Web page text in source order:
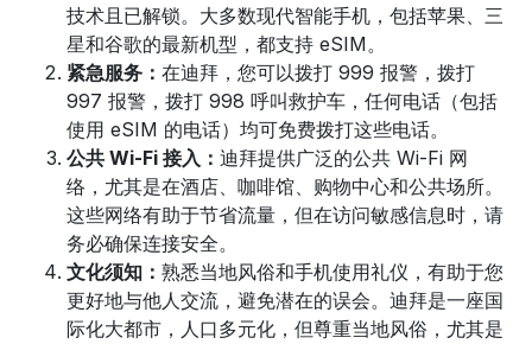
技术且已解锁。大多数现代智能手机，包括苹果、三
星和谷歌的最新机型，都支持 eSIM。
紧急服务： 在迪拜，您可以拨打 999 报警，拨打
997 报警，拨打 998 呼叫救护车，任何电话（包括
使用 eSIM 的电话）均可免费拨打这些电话。
公共 Wi-Fi 接入： 迪拜提供广泛的公共 Wi-Fi 网
络，尤其是在酒店、咖啡馆、购物中心和公共场所。
这些网络有助于节省流量，但在访问敏感信息时，请
务必确保连接安全。
文化须知： 熟悉当地风俗和手机使用礼仪，有助于您
更好地与他人交流，避免潜在的误会。迪拜是一座国
际化大都市，人口多元化，但尊重当地风俗，尤其是